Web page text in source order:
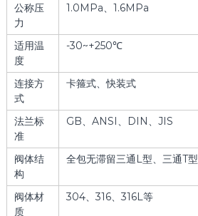
公称压
力
1.0MPa、1.6MPa
适用温
度
-30~+250℃
连接方
式
卡箍式、快装式
法兰标
准
GB、ANSI、DIN、JIS
阀体结
构
全包无滞留三通L型、三通T型
阀体材
质
304、316、316L等